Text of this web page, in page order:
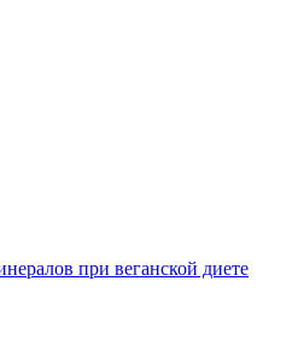
при веганской диете